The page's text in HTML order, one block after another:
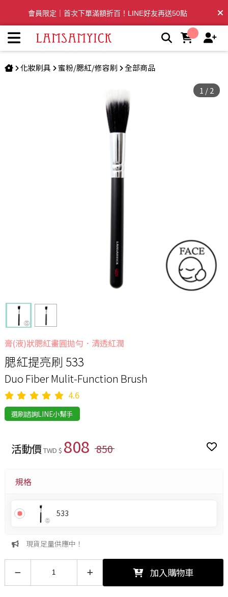
會員限定｜首次下單滿額折百！LINE好友再送50點
全台滿千免運🛒訂單付款後3~5日內出貨
化妝刷具 蜜粉/腮紅/修容刷 全部商品
1 /2
膏(液)狀腮紅畫圓拋勻．清透紅潤
腮紅提亮刷 533
Duo Fiber Mulit-Function Brush
4.6
選刷諮詢LINE小幫手
活動價TWD $ 808 850
規格
533
現貨足量供應中！
加入購物車